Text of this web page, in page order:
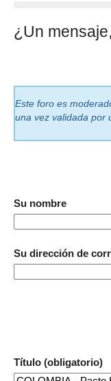
¿Un
Este foro es
una vez validada por
Su nombre
Su dirección de
Título (obligatorio)